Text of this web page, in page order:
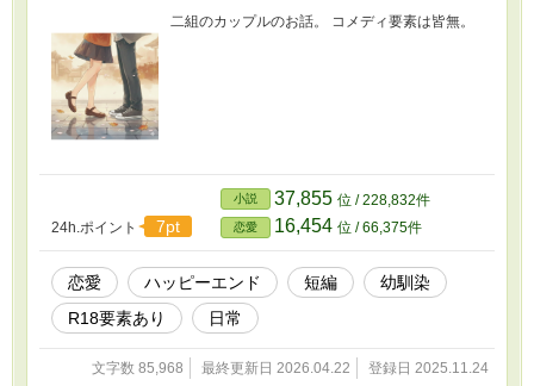
二組のカップルのお話。 コメディ要素は皆無。
24h.ポイント 7pt
小説 37,855 位 / 228,832件
恋愛 16,454 位 / 66,375件
恋愛 ハッピーエンド 短編
幼馴染
R18要素あり
日常
文字数 85,968 最終更新日 2026.04.22 登録日 2025.11.24